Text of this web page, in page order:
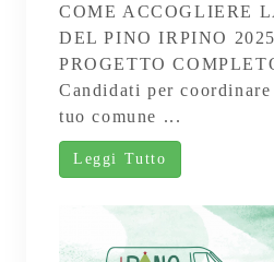
COME ACCOGLIERE
DEL PINO IRPINO
PROGETTO
Candidati per
tuo comune ...
Leggi Tutto